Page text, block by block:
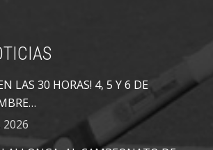
LAS 30 HORAS! 4, 5 Y 6 DE